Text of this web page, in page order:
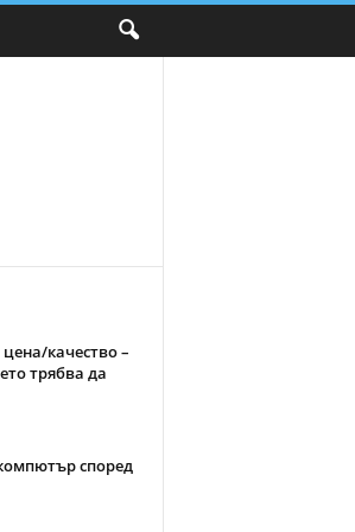
цена/качество –
трябва да
според